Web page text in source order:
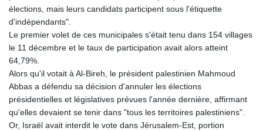
élections, mais leurs candidats participent sous l'étiquette
d'indépendants".
Le premier volet de ces municipales s'était tenu dans 154 villages
le 11 décembre et le taux de participation avait alors atteint
64,79%.
Alors qu'il votait à Al-Bireh, le président palestinien Mahmoud
Abbas a défendu sa décision d'annuler les élections
présidentielles et législatives prévues l'année dernière, affirmant
qu'elles devaient se tenir dans "tous les territoires palestiniens".
Or, Israël avait interdit le vote dans Jérusalem-Est, portion